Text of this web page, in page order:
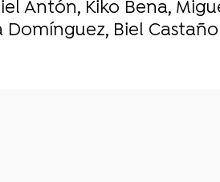
Antón, Kiko Bena,
Biel